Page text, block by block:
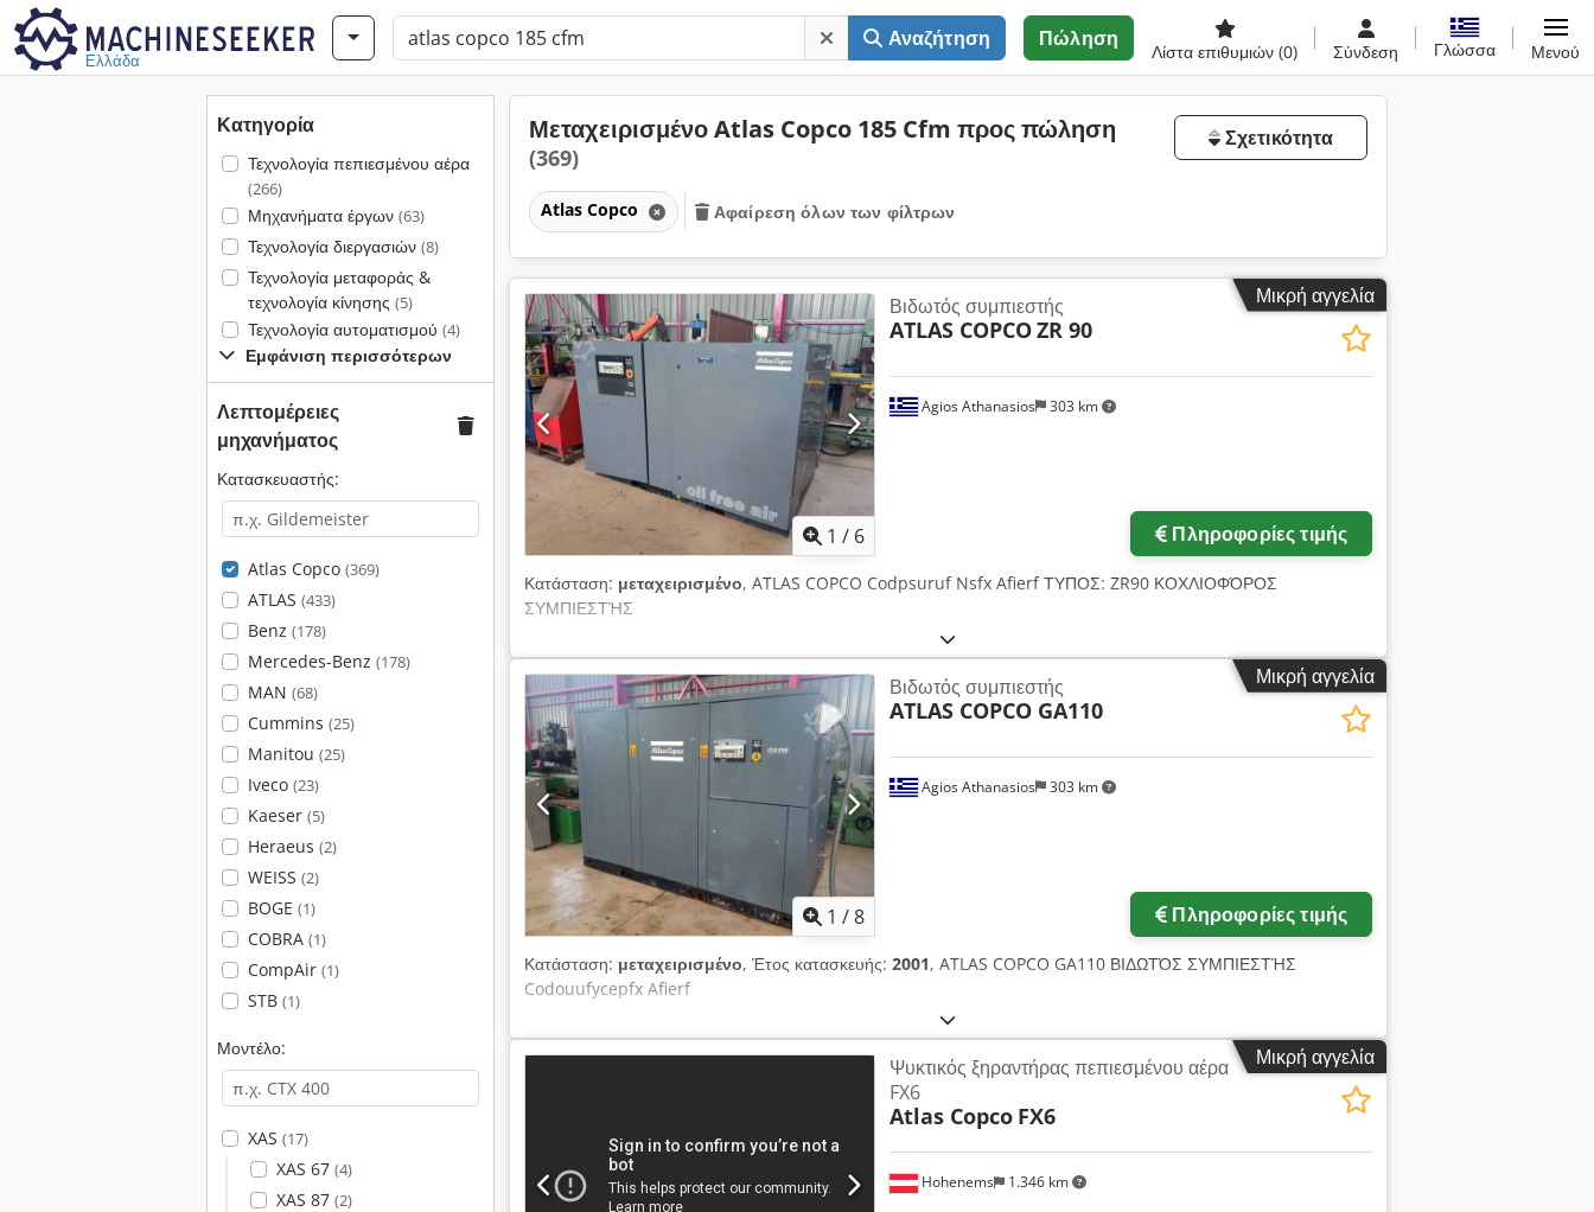
Ελλάδα
Αναζήτηση Πώληση
Λίστα επιθυμιών (0) Σύνδεση Γλώσσα Μενού
Κατηγορία
Τεχνολογία πεπιεσμένου αέρα
(266)
Μηχανήματα έργων (63)
Τεχνολογία διεργασιών (8)
Τεχνολογία μεταφοράς &
τεχνολογία κίνησης (5)
Τεχνολογία αυτοματισμού (4)
Εμφάνιση περισσότερων
Λεπτομέρειες
μηχανήματος
Κατασκευαστής:
Atlas Copco (369)
ATLAS (433)
Benz (178)
Mercedes-Benz (178)
MAN (68)
Cummins (25)
Manitou (25)
Iveco (23)
Kaeser (5)
Heraeus (2)
WEISS (2)
BOGE (1)
COBRA (1)
CompAir (1)
STB (1)
Μοντέλο:
XAS (17)
XAS 67 (4)
XAS 87 (2)
Μεταχειρισμένο Atlas Copco 185 Cfm προς πώληση
(369)
Σχετικότητα
Atlas Copco Αφαίρεση όλων των φίλτρων
Μικρή αγγελία
1 / 6
Agios Athanasios 303 km
Βιδωτός συμπιεστής
ATLAS COPCOZR 90
Πληροφορίες τιμής
Κατάσταση: μεταχειρισμένο, ATLAS COPCO Codpsuruf Nsfx Afierf ΤΥΠΟΣ: ZR90 ΚΟΧΛΙΟΦΌΡΟΣ
ΣΥΜΠΙΕΣΤΉΣ
Μικρή αγγελία
1 /8
Agios Athanasios 303 km
Βιδωτός συμπιεστής
ATLAS COPCO GA110
Πληροφορίες τιμής
Κατάσταση: μεταχειρισμένο, Έτος κατασκευής: 2001, ATLAS COPCO GA110 ΒΙΔΩΤΌΣ ΣΥΜΠΙΕΣΤΉΣ
Codouufycepfx Afierf
Μικρή αγγελία
Hohenems 1.346 km
Ψυκτικός ξηραντήρας πεπιεσμένου αέρα
FX6
Atlas Copco FX6